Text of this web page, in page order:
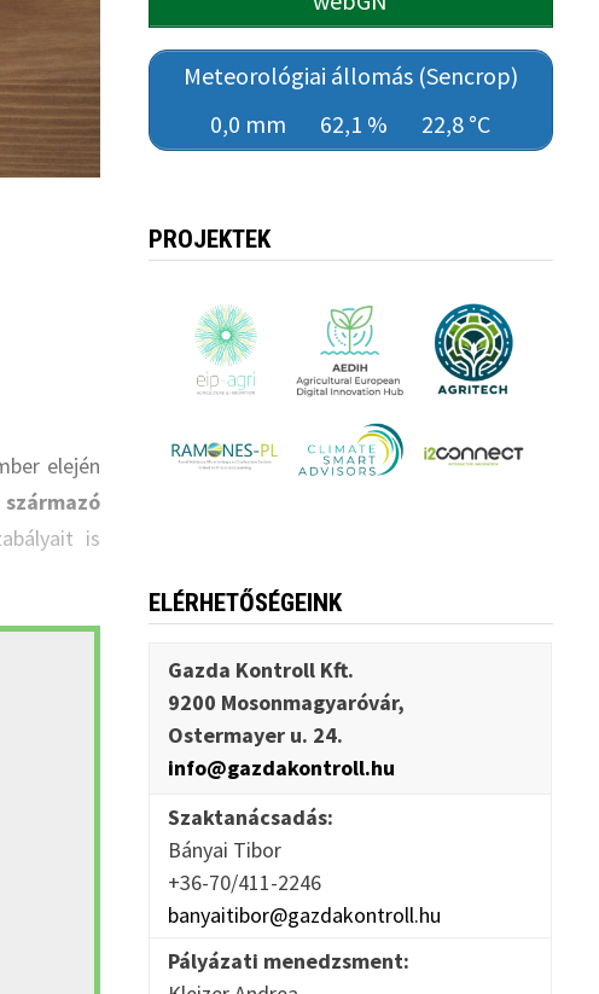
elején
is
Meteorológiai állomás (Sencrop)
0,0 mm
62,1 % 22,8 °C
PROJEKTEK
ELÉRHETŐSÉGEINK
Gazda Kontroll Kft.
9200 Mosonmagyaróvár,
Ostermayer u. 24.
info@gazdakontroll.hu
Szaktanácsadás:
Bányai Tibor
+36-70/411-2246
banyaitibor@gazdakontroll.hu
Pályázati menedzsment: